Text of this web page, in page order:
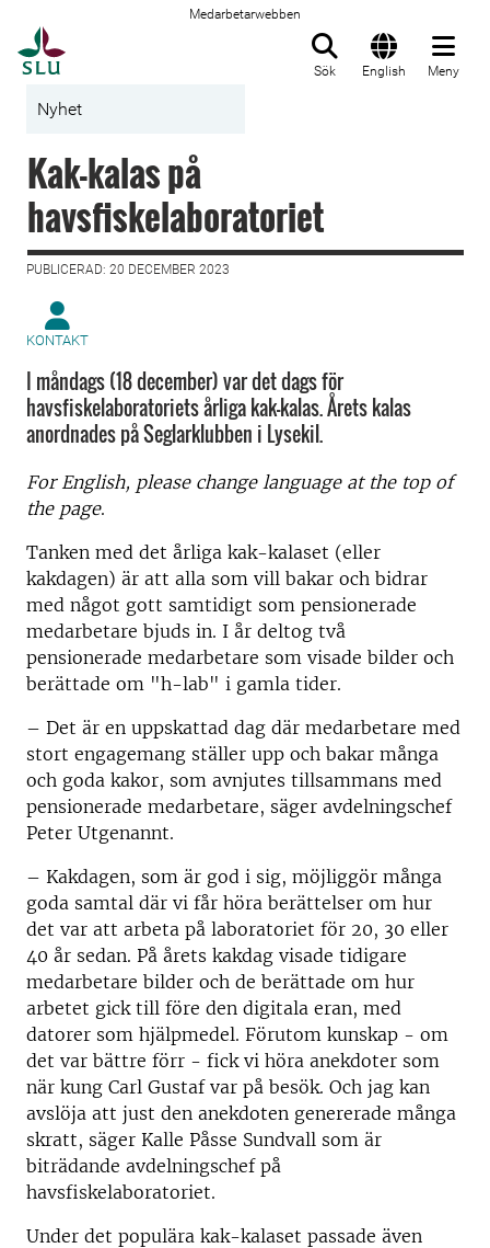
Medarbetarwebben
Sök English Meny
Nyhet
Kak-kalas på
havsfiskelaboratoriet
PUBLICERAD: 20 DECEMBER 2023
KONTAKT
I måndags (18 december) var det dags för
havsfiskelaboratoriets årliga kak-kalas. Årets kalas
anordnades på Seglarklubben i Lysekil.
For English, please change language at the top of
the page.
Tanken med det årliga kak-kalaset (eller
kakdagen) är att alla som vill bakar och bidrar
med något gott samtidigt som pensionerade
medarbetare bjuds in. I år deltog två
pensionerade medarbetare som visade bilder och
berättade om "h-lab" i gamla tider.
– Det är en uppskattad dag där medarbetare med
stort engagemang ställer upp och bakar många
och goda kakor, som avnjutes tillsammans med
pensionerade medarbetare, säger avdelningschef
Peter Utgenannt.
– Kakdagen, som är god i sig, möjliggör många
goda samtal där vi får höra berättelser om hur
det var att arbeta på laboratoriet för 20, 30 eller
40 år sedan. På årets kakdag visade tidigare
medarbetare bilder och de berättade om hur
arbetet gick till före den digitala eran, med
datorer som hjälpmedel. Förutom kunskap - om
det var bättre förr - fick vi höra anekdoter som
när kung Carl Gustaf var på besök. Och jag kan
avslöja att just den anekdoten genererade många
skratt, säger Kalle Påsse Sundvall som är
biträdande avdelningschef på
havsfiskelaboratoriet.
Under det populära kak-kalaset passade även